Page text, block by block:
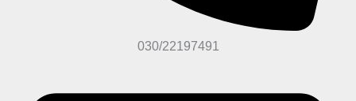
030/22197491